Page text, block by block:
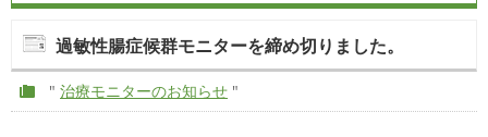
過敏性腸症候群モニターを締め切りました。
" 治療モニターのお知らせ "